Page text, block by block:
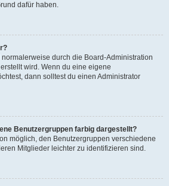
dafür haben.
durch die Board-Administration
wird. Wenn du eine eigene
dann solltest du einen Administrator
Benutzergruppen farbig dargestellt?
möglich, den Benutzergruppen verschiedene
Mitglieder leichter zu identifizieren sind.